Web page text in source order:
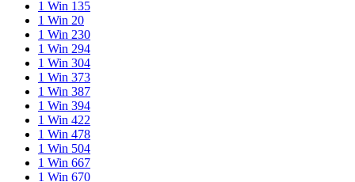
1 Win 135
1 Win 20
1 Win 230
1 Win 294
1 Win 304
1 Win 373
1 Win 387
1 Win 394
1 Win 422
1 Win 478
1 Win 504
1 Win 667
1 Win 670